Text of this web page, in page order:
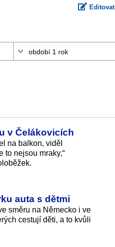
Editovat
v Čelákovicích
na balkon, viděl
to nejsou mraky,“
auta s dětmi
směru na Německo i ve
cestují děti, a to kvůli